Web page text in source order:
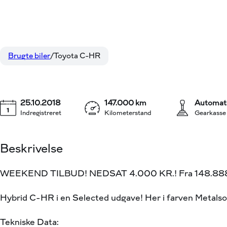
1,8 Hybrid Selected Multidrive S 122HK 5d Aut.
Brugte biler Toyota C-HR
Indregistreret
25.10.2018
Kilometerstand
147.000 km
Gearkasse
Beskrivelse
WEEKEND TILBUD! NEDSAT 4.000 KR.! Fra
Hybrid C-HR i en Selected udgave! Her i farven
Tekniske Data: